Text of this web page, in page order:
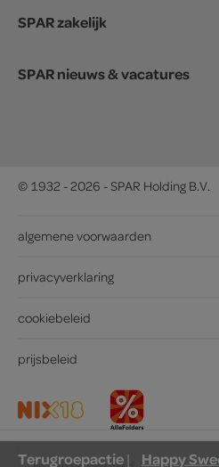
SPAR zakelijk
SPAR nieuws & vacatures
© 1932 - 2026 - SPAR Holding B.V.
algemene voorwaarden
privacyverklaring
cookiebeleid
prijsbeleid
Terugroepactie| Happy